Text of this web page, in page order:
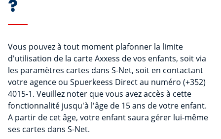
?
Vous pouvez à tout moment plafonner la limite
d'utilisation de la carte Axxess de vos enfants, soit via
les paramètres cartes dans S-Net, soit en contactant
votre agence ou Spuerkeess Direct au numéro (+352)
4015-1. Veuillez noter que vous avez accès à cette
fonctionnalité jusqu'à l'âge de 15 ans de votre enfant.
A partir de cet âge, votre enfant saura gérer lui-même
ses cartes dans S-Net.